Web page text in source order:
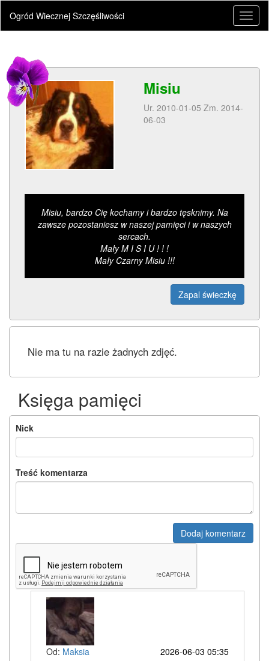
Ogród Wiecznej Szczęśliwości
Misiu
Ur. 2010-01-05 Zm. 2014-
06-03
Misiu, bardzo Cię kochamy i bardzo tęsknimy. Na
zawsze pozostaniesz w naszej pamięci i w naszych
sercach.
Mały M I S I U ! ! !
Mały Czarny Misiu !!!
Zapal świeczkę
Nie ma tu na razie żadnych zdjęć.
Księga pamięci
Nick
Treść komentarza
Dodaj komentarz
Od: Maksia
2026-06-03 05:35